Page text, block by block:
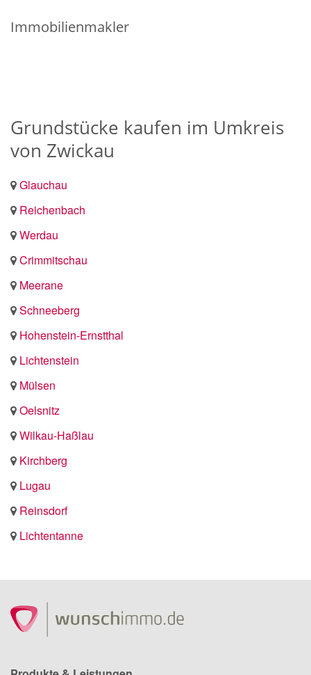
Immobilienmakler
Grundstücke kaufen im Umkreis
von Zwickau
Glauchau
Reichenbach
Werdau
Crimmitschau
Meerane
Schneeberg
Hohenstein-Ernstthal
Lichtenstein
Mülsen
Oelsnitz
Wilkau-Haßlau
Kirchberg
Lugau
Reinsdorf
Lichtentanne